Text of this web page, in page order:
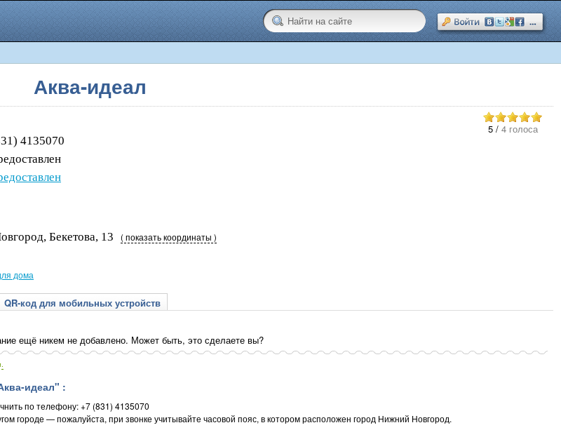
Аква-идеал
5 / 4 голоса
4135070
Бекетова, 13 ( показать координаты )
дома
QR-код для мобильных устройств
ещё никем не добавлено. Может быть, это сделаете вы?
идеал" :
по телефону: +7 (831) 4135070
городе — пожалуйста, при звонке учитывайте часовой пояс, в котором расположен город Нижний Новгород.